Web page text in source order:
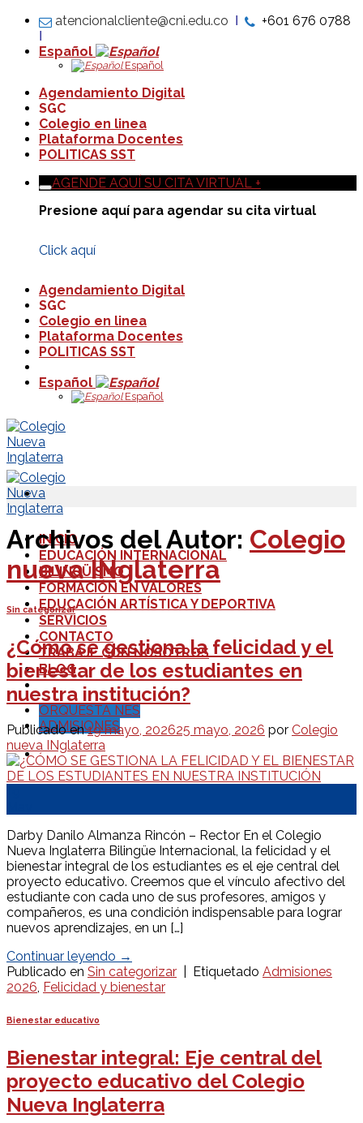
atencionalcliente@cni.edu.co Ι
+601 676 0788
Ι
Español
Español
Agendamiento Digital
SGC
Colegio en linea
Plataforma Docentes
POLITICAS SST
AGENDE AQUÍ SU CITA VIRTUAL +
Presione aquí para agendar su cita virtual
Click aquí
Agendamiento Digital
SGC
Colegio en linea
Plataforma Docentes
POLITICAS SST
Español
Español
INICIO
EDUCACIÓN INTERNACIONAL
BILINGÜISMO
FORMACIÓN EN VALORES
EDUCACIÓN ARTÍSTICA Y DEPORTIVA
SERVICIOS
CONTACTO
TRABAJE CON NOSOTROS
BLOG
ORQUESTA NES
ADMISIONES
Archivos del Autor: Colegio
nueva INglaterra
Sin categorizar
¿Cómo se gestiona la felicidad y el
bienestar de los estudiantes en
nuestra institución?
Publicado en19 mayo, 202625 mayo, 2026 por Colegio
nueva INglaterra
Darby Danilo Almanza Rincón – Rector En el Colegio
Nueva Inglaterra Bilingüe Internacional, la felicidad y el
bienestar integral de los estudiantes es el eje central del
proyecto educativo. Creemos que el vínculo afectivo del
estudiante con cada uno de sus profesores, amigos y
compañeros, es una condición indispensable para lograr
nuevos aprendizajes, en un […]
Continuar leyendo →
Publicado en Sin categorizar Etiquetado Admisiones
2026, Felicidad y bienestar
Bienestar educativo
Bienestar integral: Eje central del
proyecto educativo del Colegio
Nueva Inglaterra